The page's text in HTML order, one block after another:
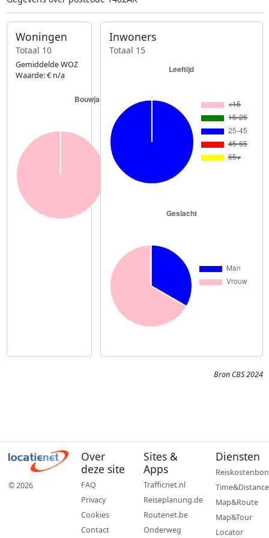
Woningen
Totaal 10
Gemiddelde WOZ
Waarde: € n/a
Inwoners
Totaal 15
Bron CBS 2024
© 2026
Over
deze site
FAQ
Privacy
Cookies
Contact
Sites &
Apps
Trafficnet.nl
Reiseplanung.de
Routenet.be
Onderweg
Diensten
Reiskostenbon
Time&Distance
Map&Route
Map&Tour
Locator